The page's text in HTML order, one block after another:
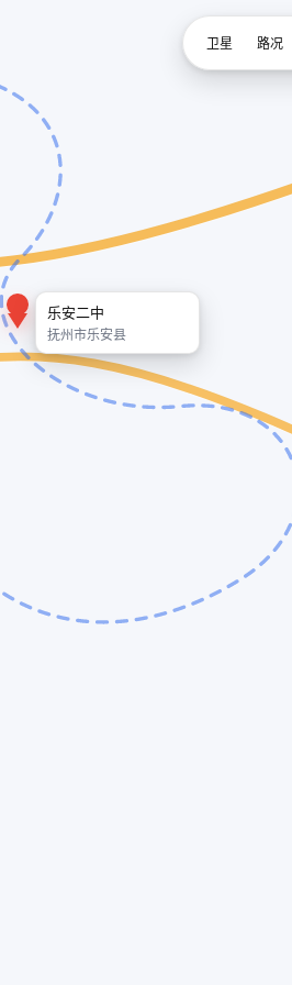
乐安二中
抚州市乐安县
卫星 路况